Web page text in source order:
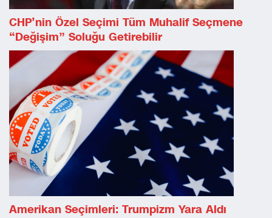
CHP’nin Özel Seçimi Tüm Muhalif Seçmene
“değişim” Soluğu Getirebilir
Amerikan Seçimleri: Trumpizm Yara Aldı